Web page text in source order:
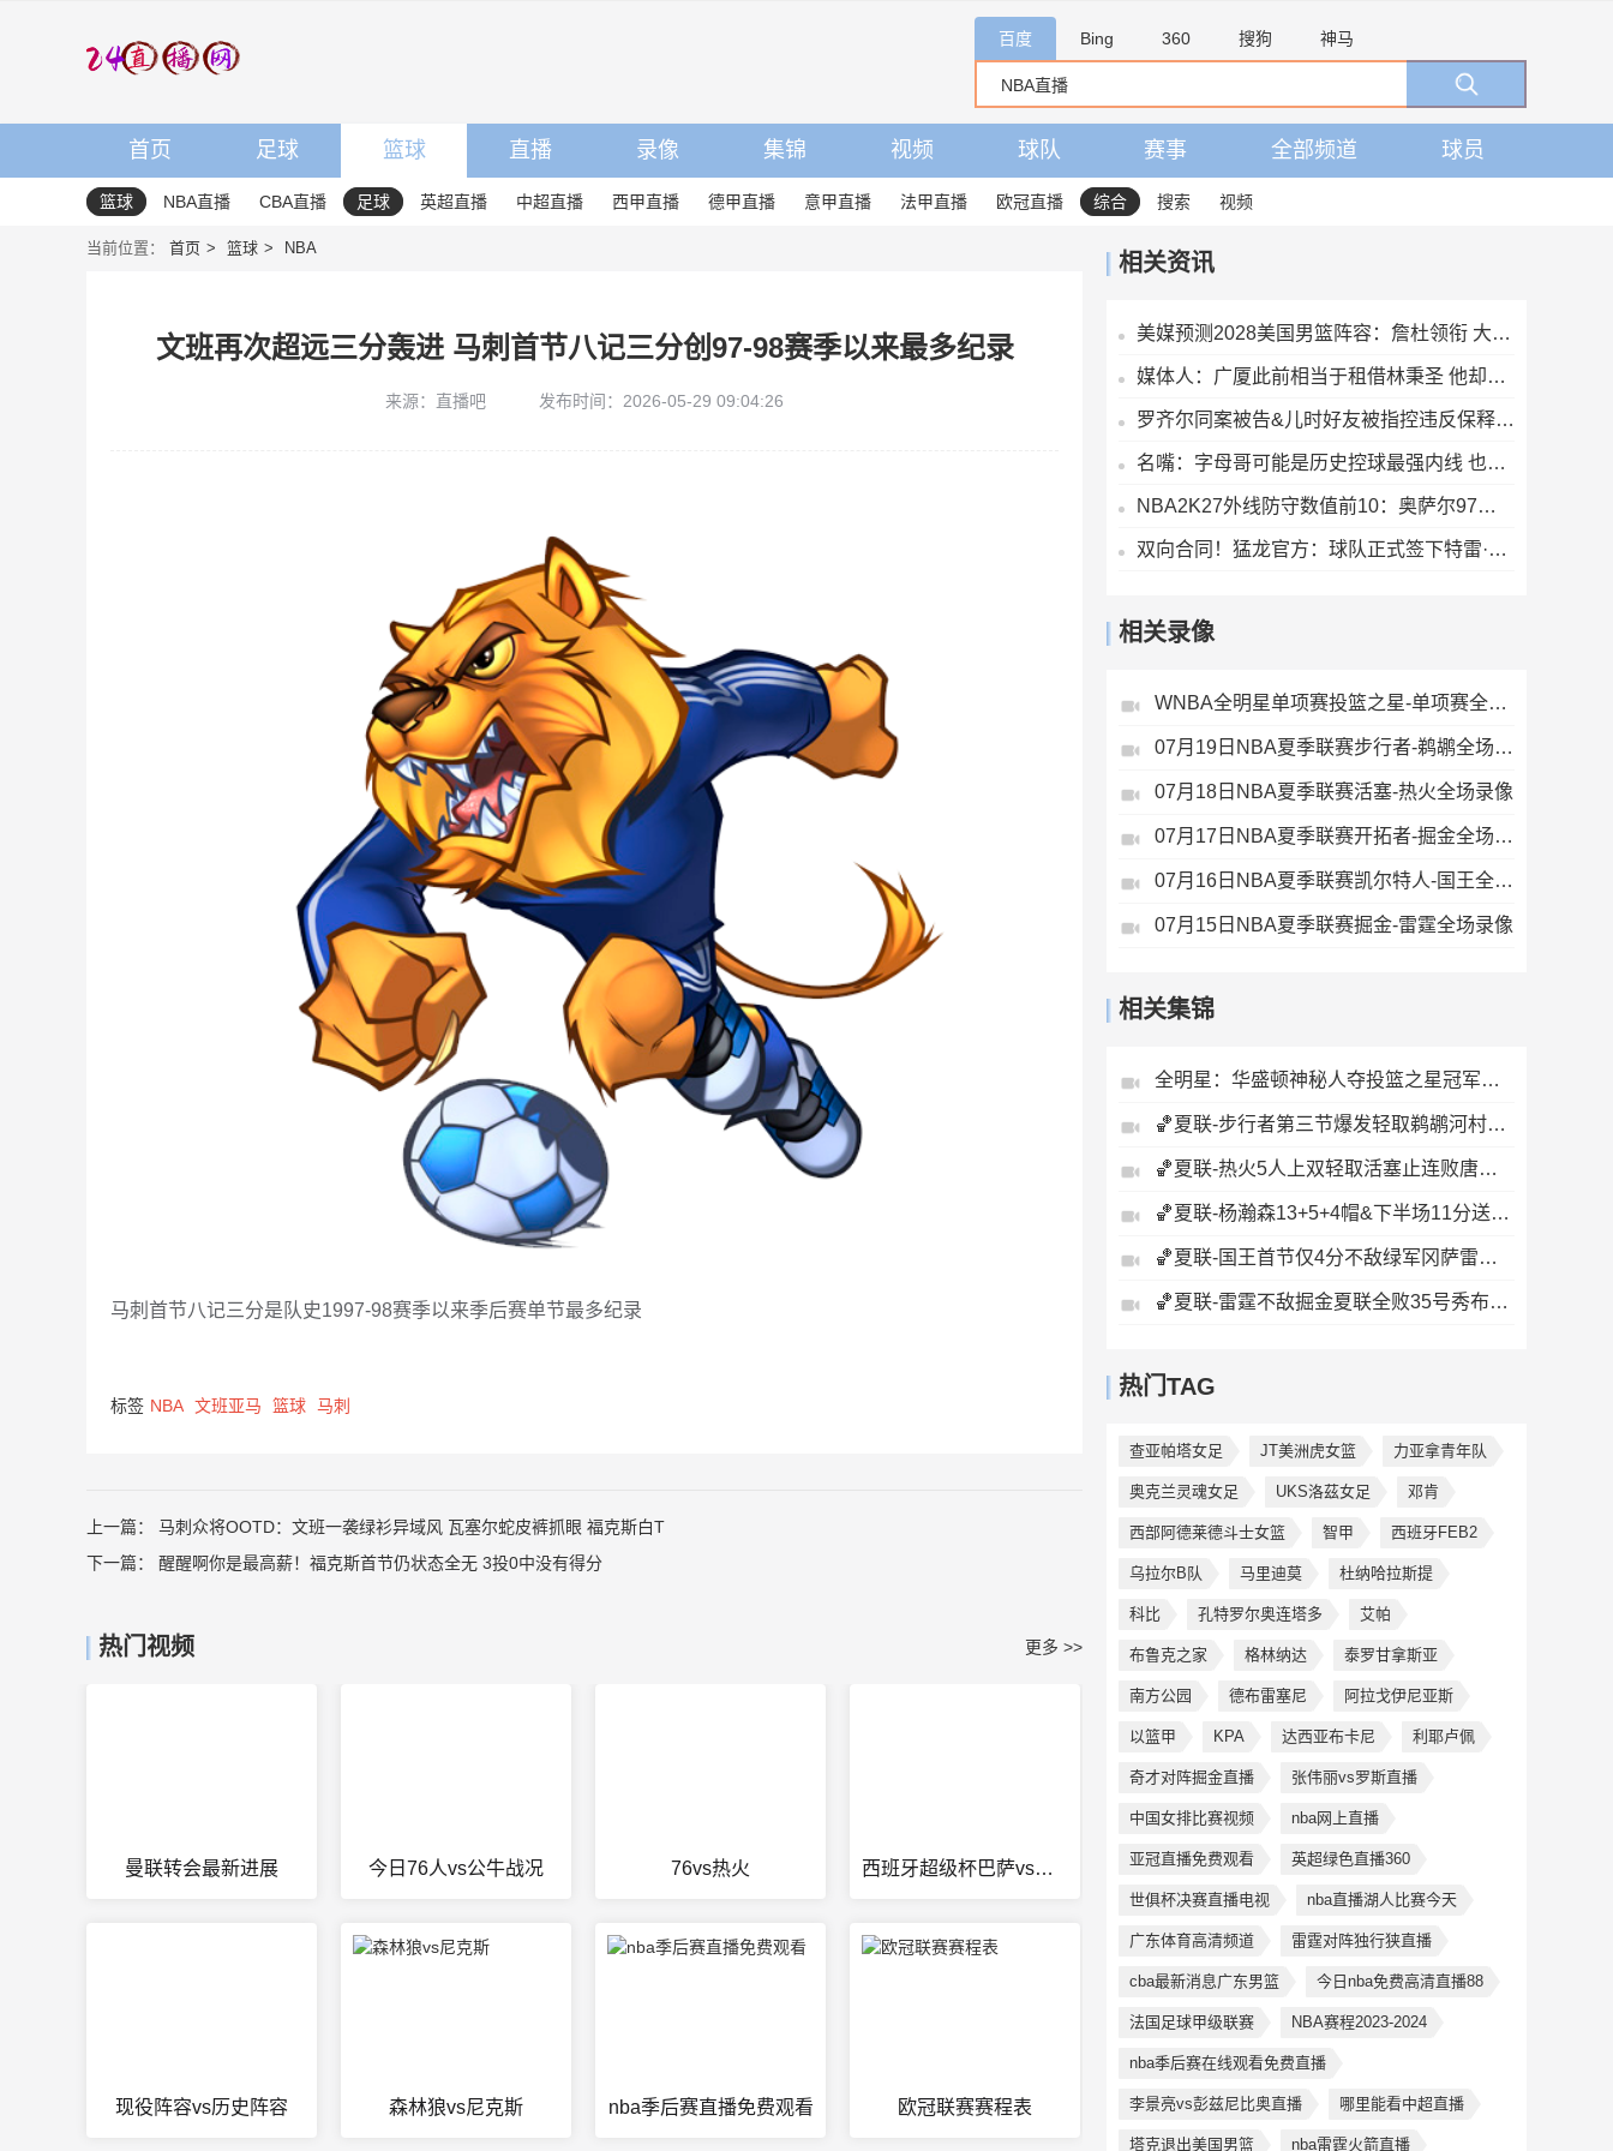
百度 Bing 360 搜狗 神马
首页 足球 篮球 直播 录像 集锦 视频 球队 赛事 全部频道 球员
篮球 NBA直播 CBA直播 足球 英超直播 中超直播 西甲直播 德甲直播 意甲直播 法甲直播 欧冠直播 综合 搜索 视频
当前位置： 首页 篮球 NBA
文班再次超远三分轰进 马刺首节八记三分创97-98赛季以来最多纪录
来源：直播吧 发布时间：2026-05-29 09:04:26
马刺首节八记三分是队史1997-98赛季以来季后赛单节最多纪录
标签 NBA 文班亚马 篮球 马刺
上一篇： 马刺众将OOTD：文班一袭绿衫异域风 瓦塞尔蛇皮裤抓眼 福克斯白T
下一篇： 醒醒啊你是最高薪！福克斯首节仍状态全无 3投0中没有得分
热门视频 更多 >>
曼联转会最新进展 今日76人vs公牛战况 76vs热火 西班牙超级杯巴萨vs皇马
现役阵容vs历史阵容 森林狼vs尼克斯 nba季后赛直播免费观看 欧冠联赛赛程表
相关资讯
美媒预测2028美国男篮阵容：詹杜领衔 大头&CC&哈利在列 内线热巴
媒体人：广厦此前相当于租借林秉圣 他却能以非自由身参加CBA选秀
罗齐尔同案被告&儿时好友被指控违反保释规定 涉嫌试图恐吓证人
名嘴：字母哥可能是历史控球最强内线 也是历史最强突破型大个子
NBA2K27外线防守数值前10：奥萨尔97居首 小白95 阿门93 布朗90
双向合同！猛龙官方：球队正式签下特雷·杰米森
相关录像
WNBA全明星单项赛投篮之星-单项赛全场录像
07月19日NBA夏季联赛步行者-鹈鹕全场录像
07月18日NBA夏季联赛活塞-热火全场录像
07月17日NBA夏季联赛开拓者-掘金全场录像
07月16日NBA夏季联赛凯尔特人-国王全场录像
07月15日NBA夏季联赛掘金-雷霆全场录像
相关集锦
全明星：华盛顿神秘人夺投篮之星冠军！福德夺得三分大赛冠军！
🏀夏联-步行者第三节爆发轻取鹈鹕河村勇辉5+5+12斯劳森22分
🏀夏联-热火5人上双轻取活塞止连败唐纳森20+8+10奥科里27分
🏀夏联-杨瀚森13+5+4帽&下半场11分送惊艳妙传开拓者力克掘金
🏀夏联-国王首节仅4分不敌绿军冈萨雷斯24+10+5塞纳克10+12
🏀夏联-雷霆不敌掘金夏联全败35号秀布拉齐尔32+6马拉14+7+6
热门TAG
查亚帕塔女足 JT美洲虎女篮 力亚拿青年队
奥克兰灵魂女足 UKS洛茲女足 邓肯
西部阿德莱德斗士女篮 智甲 西班牙FEB2
乌拉尔B队 马里迪莫 杜纳哈拉斯提
科比 孔特罗尔奥连塔多 艾帕
布鲁克之家 格林纳达 泰罗甘拿斯亚
南方公园 德布雷塞尼 阿拉戈伊尼亚斯
以篮甲 KPA 达西亚布卡尼 利耶卢佩
奇才对阵掘金直播 张伟丽vs罗斯直播
中国女排比赛视频 nba网上直播
亚冠直播免费观看 英超绿色直播360
世俱杯决赛直播电视 nba直播湖人比赛今天
广东体育高清频道 雷霆对阵独行狭直播
cba最新消息广东男篮 今日nba免费高清直播88
法国足球甲级联赛 NBA赛程2023-2024
nba季后赛在线观看免费直播
李景亮vs彭兹尼比奥直播 哪里能看中超直播
塔克退出美国男篮 nba雷霆火箭直播